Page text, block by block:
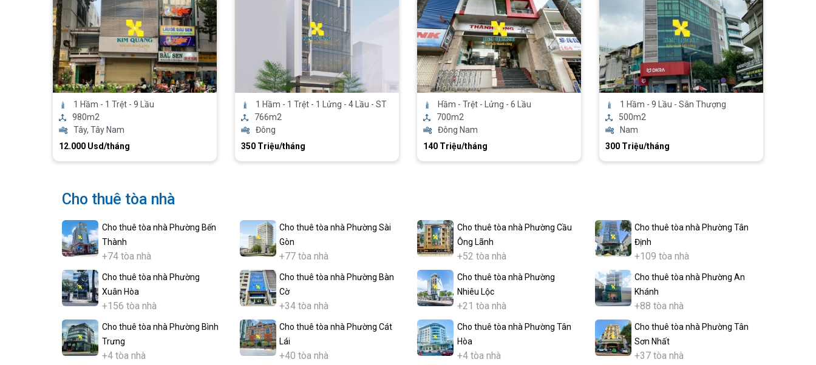
1 Hầm - 1 Trệt - 9 Lầu
980m2
Tây, Tây Nam
12.000 Usd/tháng
1 Hầm - 1 Trệt - 1 Lửng - 4 Lầu - ST
766m2
Đông
350 Triệu/tháng
Hầm - Trệt - Lửng - 6 Lầu
700m2
Đông Nam
140 Triệu/tháng
1 Hầm - 9 Lầu - Sân Thượng
500m2
Nam
300 Triệu/tháng
Cho thuê tòa nhà
Cho thuê tòa nhà Phường Bến
Thành
+74 tòa nhà
Cho thuê tòa nhà Phường Sài
Gòn
+77 tòa nhà
Cho thuê tòa nhà Phường Cầu
Ông Lãnh
+52 tòa nhà
Cho thuê tòa nhà Phường Tân
Định
+109 tòa nhà
Cho thuê tòa nhà Phường
Xuân Hòa
+156 tòa nhà
Cho thuê tòa nhà Phường Bàn
Cờ
+34 tòa nhà
Cho thuê tòa nhà Phường
Nhiêu Lộc
+21 tòa nhà
Cho thuê tòa nhà Phường An
Khánh
+88 tòa nhà
Cho thuê tòa nhà Phường Bình
Trưng
+4 tòa nhà
Cho thuê tòa nhà Phường Cát
Lái
+40 tòa nhà
Cho thuê tòa nhà Phường Tân
Hòa
+4 tòa nhà
Cho thuê tòa nhà Phường Tân
Sơn Nhất
+37 tòa nhà